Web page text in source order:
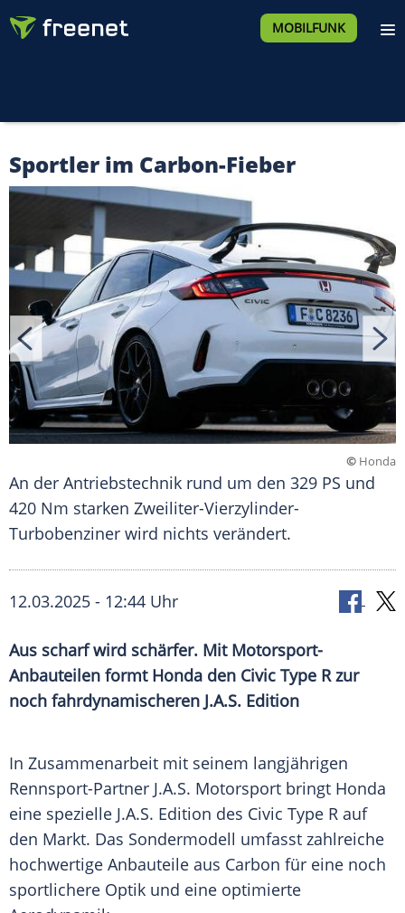
MOBILFUNK
Sportler im Carbon-Fieber
© Honda
An der Antriebstechnik rund um den 329 PS und
420 Nm starken Zweiliter-Vierzylinder-
Turbobenziner wird nichts verändert.
12.03.2025 - 12:44 Uhr
Aus scharf wird schärfer. Mit Motorsport-
Anbauteilen formt Honda den Civic Type R zur
noch fahrdynamischeren J.A.S. Edition
In Zusammenarbeit mit seinem langjährigen
Rennsport-Partner J.A.S. Motorsport bringt Honda
eine spezielle J.A.S. Edition des Civic Type R auf
den Markt. Das Sondermodell umfasst zahlreiche
hochwertige Anbauteile aus Carbon für eine noch
sportlichere Optik und eine optimierte